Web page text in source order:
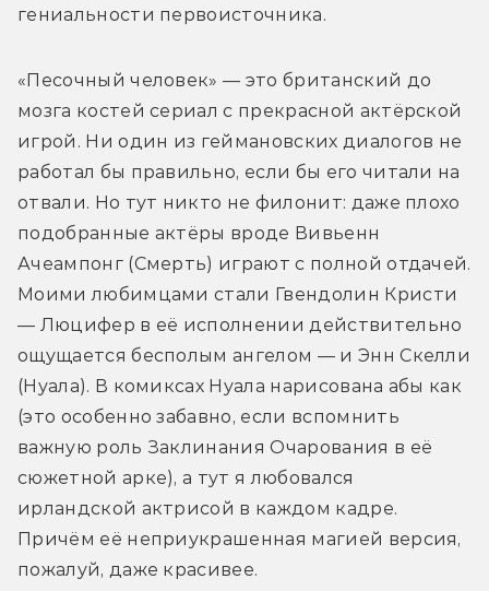
гениальности первоисточника.
«Песочный человек» — это британский до
мозга костей сериал с прекрасной актёрской
игрой. Ни один из геймановских диалогов не
работал бы правильно, если бы его читали на
отвали. Но тут никто не филонит: даже плохо
подобранные актёры вроде Вивьенн
Ачеампонг (Смерть) играют с полной отдачей.
Моими любимцами стали Гвендолин Кристи
— Люцифер в её исполнении действительно
ощущается бесполым ангелом — и Энн Скелли
(Нуала). В комиксах Нуала нарисована абы как
(это особенно забавно, если вспомнить
важную роль Заклинания Очарования в её
сюжетной арке), а тут я любовался
ирландской актрисой в каждом кадре.
Причём её неприукрашенная магией версия,
пожалуй, даже красивее.